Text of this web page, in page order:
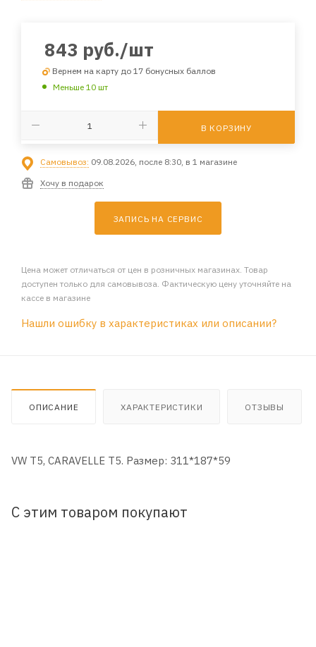
843 руб./шт
Вернем на карту до 17 бонусных баллов
Меньше 10 шт
В КОРЗИНУ
Самовывоз: 09.08.2026, после 8:30, в 1 магазине
Хочу в подарок
ЗАПИСЬ НА СЕРВИС
Цена может отличаться от цен в розничных магазинах. Товар
доступен только для самовывоза. Фактическую цену уточняйте на
кассе в магазине
Нашли ошибку в характеристиках или описании?
ОПИСАНИЕ ХАРАКТЕРИСТИКИ ОТЗЫВЫ
VW T5, CARAVELLE T5. Размер: 311*187*59
С этим товаром покупают